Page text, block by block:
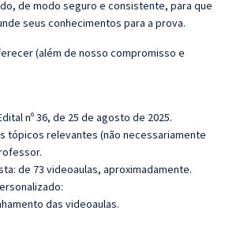
de modo seguro e consistente, para que
seus conhecimentos para a prova.
(além de nosso compromisso e
nº 36, de 25 de agosto de 2025.
tópicos relevantes (não necessariamente
de 73 videoaulas, aproximadamente.
das videoaulas.